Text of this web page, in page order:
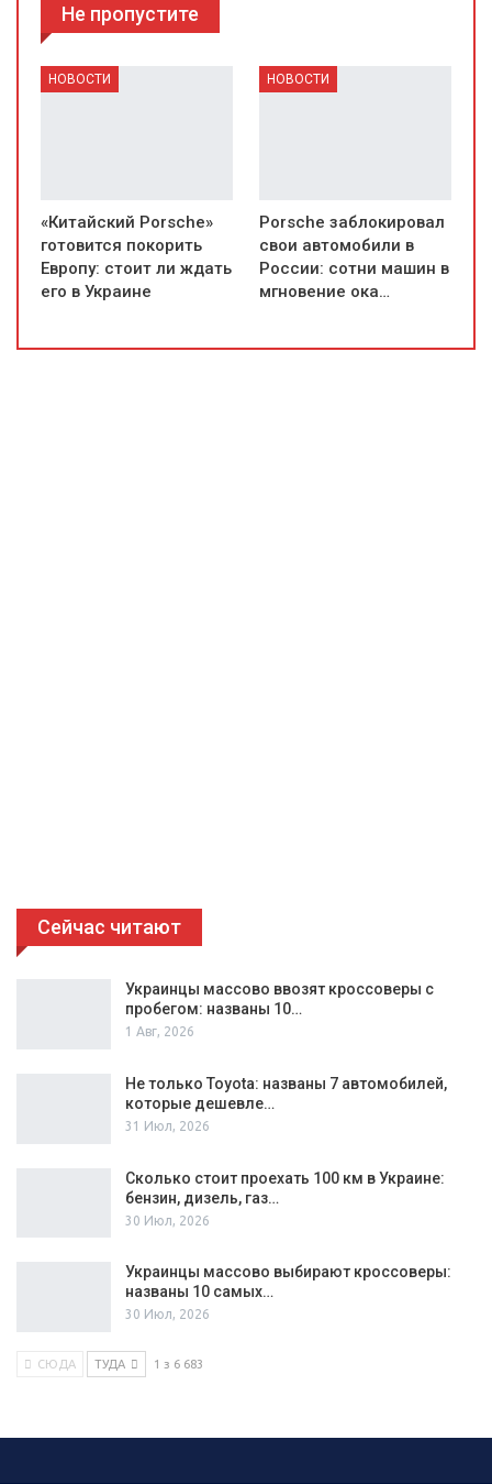
Не пропустите
НОВОСТИ
«Китайский Porsche»
готовится покорить
Европу: стоит ли ждать
его в Украине
НОВОСТИ
Porsche заблокировал
свои автомобили в
России: сотни машин в
мгновение ока…
Сейчас читают
Украинцы массово ввозят кроссоверы с
пробегом: названы 10…
1 Авг, 2026
Не только Toyota: названы 7 автомобилей,
которые дешевле…
31 Июл, 2026
Сколько стоит проехать 100 км в Украине:
бензин, дизель, газ…
30 Июл, 2026
Украинцы массово выбирают кроссоверы:
названы 10 самых…
30 Июл, 2026
СЮДА ТУДА 1 з 6 683